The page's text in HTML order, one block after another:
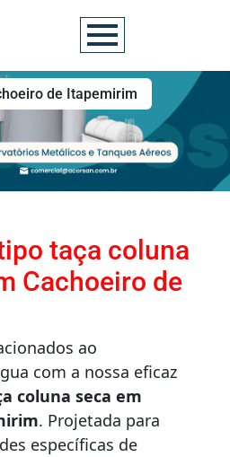
de Itapemirim
taça coluna
Cachoeiro de
ao
com a nossa eficaz
coluna seca em
. Projetada para
específicas de